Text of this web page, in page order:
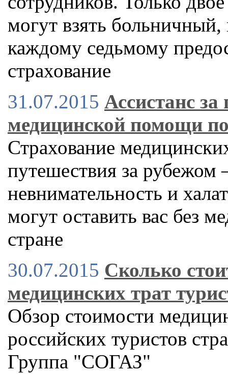
могут взять
каждому седьмому
страхование
31.07.2015 Ассистанс
медицинской помощи по
Страхование
путешествия за рубежом
невнимательность и
могут оставить вас без
стране
30.07.2015 Сколько
медицинских трат
Обзор стоимости
российских туристов
Группа "СОГАЗ"